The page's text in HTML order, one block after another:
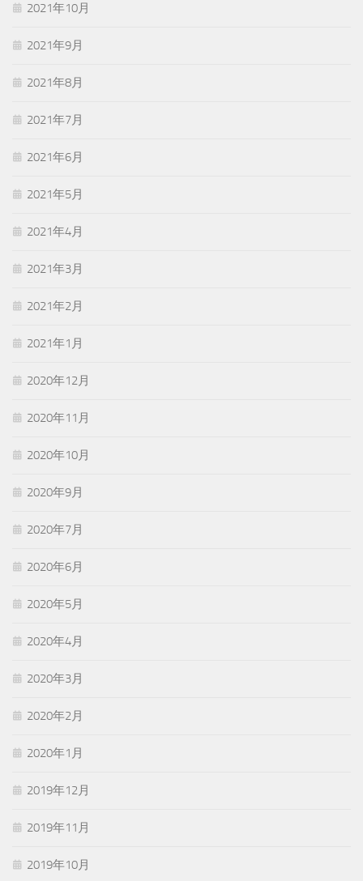
2021年10月
2021年9月
2021年8月
2021年7月
2021年6月
2021年5月
2021年4月
2021年3月
2021年2月
2021年1月
2020年12月
2020年11月
2020年10月
2020年9月
2020年7月
2020年6月
2020年5月
2020年4月
2020年3月
2020年2月
2020年1月
2019年12月
2019年11月
2019年10月